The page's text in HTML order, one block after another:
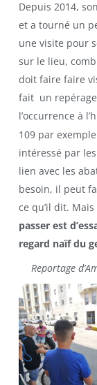
Depuis 2014,
et a tourné un
une visite pour
sur le lieu,
doit faire faire
fait un
l’occurrence à
109 par
intéressé par
lien avec les
besoin, il peut
ce qu’il dit. Mais
passer est
regard naïf du
Reportage